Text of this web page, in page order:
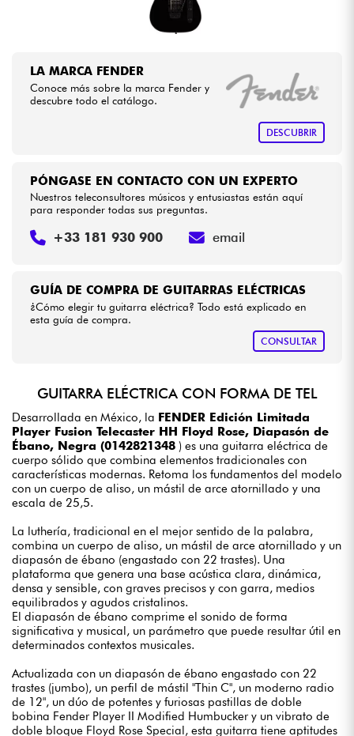
LA MARCA FENDER
Conoce más sobre la marca Fender y
descubre todo el catálogo.
DESCUBRIR
GUÍA DE COMPRA DE GUITARRAS ELÉCTRICAS
¿Cómo elegir tu guitarra eléctrica? Todo está explicado en
esta guía de compra.
CONSULTAR
PÓNGASE EN CONTACTO CON UN EXPERTO
Nuestros teleconsultores músicos y entusiastas están aquí
para responder todas sus preguntas.
+33 181 930 900 email
GUITARRA ELÉCTRICA CON FORMA DE TEL
Desarrollada en México, la FENDER Edición Limitada
Player Fusion Telecaster HH Floyd Rose, Diapasón de
Ébano, Negra (0142821348 ) es una guitarra eléctrica de
cuerpo sólido que combina elementos tradicionales con
características modernas. Retoma los fundamentos del modelo
con un cuerpo de aliso, un mástil de arce atornillado y una
escala de 25,5.
La luthería, tradicional en el mejor sentido de la palabra,
combina un cuerpo de aliso, un mástil de arce atornillado y un
diapasón de ébano (engastado con 22 trastes). Una
plataforma que genera una base acústica clara, dinámica,
densa y sensible, con graves precisos y con garra, medios
equilibrados y agudos cristalinos.
El diapasón de ébano comprime el sonido de forma
significativa y musical, un parámetro que puede resultar útil en
determinados contextos musicales.
Actualizada con un diapasón de ébano engastado con 22
trastes (jumbo), un perfil de mástil "Thin C", un moderno radio
de 12", un dúo de potentes y furiosas pastillas de doble
bobina Fender Player II Modified Humbucker y un vibrato de
doble bloque Floyd Rose Special, esta guitarra tiene aptitudes